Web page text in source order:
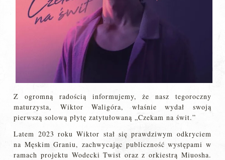
Z ogromną radością informujemy, że nasz tegoroczny
maturzysta, Wiktor Waligóra, właśnie wydał swoją
pierwszą solową płytę zatytułowaną „Czekam na świt.”
Latem 2023 roku Wiktor stał się prawdziwym odkryciem
na Męskim Graniu, zachwycając publiczność występami w
ramach projektu Wodecki Twist oraz z orkiestrą Miuosha.